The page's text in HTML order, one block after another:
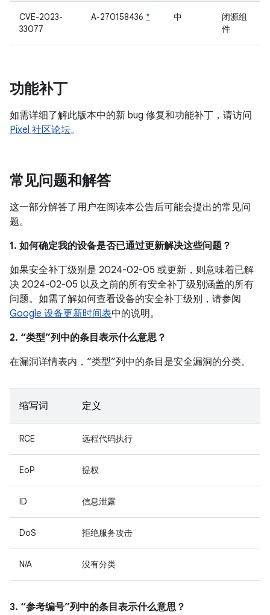
CVE-2023-
33077
A-270158436 * 中
闭源组
件
功能补丁
如需详细了解此版本中的新 bug 修复和功能补丁，请访问
Pixel 社区论坛。
常见问题和解答
这一部分解答了用户在阅读本公告后可能会提出的常见问
题。
1. 如何确定我的设备是否已通过更新解决这些问题？
如果安全补丁级别是 2024-02-05 或更新，则意味着已解
决 2024-02-05 以及之前的所有安全补丁级别涵盖的所有
问题。如需了解如何查看设备的安全补丁级别，请参阅
Google 设备更新时间表中的说明。
2. “类型”列中的条目表示什么意思？
在漏洞详情表内，“类型”列中的条目是安全漏洞的分类。
缩写词 定义
RCE 远程代码执行
EoP 提权
ID 信息泄露
DoS 拒绝服务攻击
N/A 没有分类
3. “参考编号”列中的条目表示什么意思？